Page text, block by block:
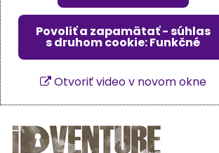
Povoliť a zapamätať - súhlas
s druhom cookie: Funkčné
Otvoriť video v novom okne